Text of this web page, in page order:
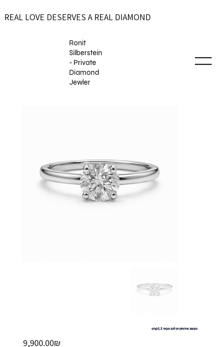
REAL LOVE DESERVES A REAL DIAMOND
Ronit
Silberstein
- Private
Diamond
Jewler
טבעת אירוסין יהלום טבעי 1.3 קרט
‏9,900.00 ‏₪